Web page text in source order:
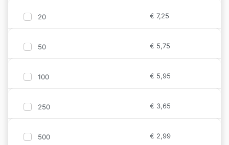
20 € 7,25
50 € 5,75
100 € 5,95
250 € 3,65
500 € 2,99